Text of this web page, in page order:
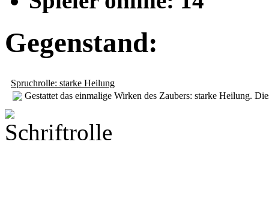
Gegenstand:
Spruchrolle: starke Heilung
Gestattet das einmalige Wirken des Zaubers: starke Heilung.